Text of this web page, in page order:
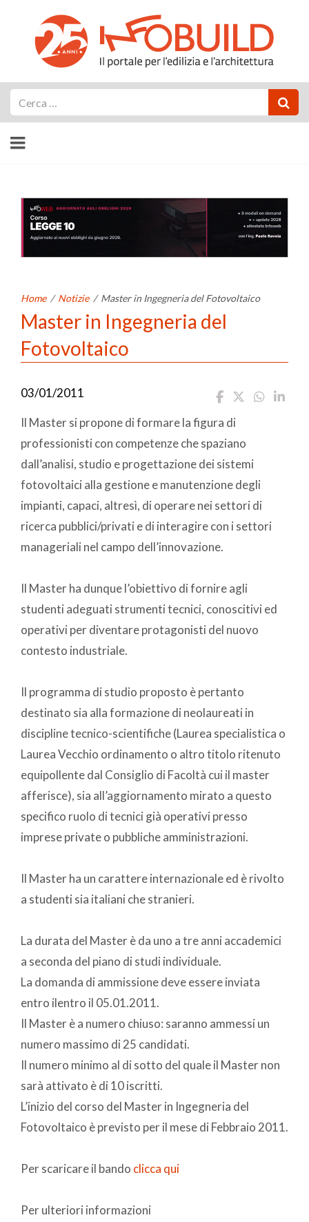
Home / Notizie / Master in Ingegneria del Fotovoltaico
Master in Ingegneria del
Fotovoltaico
03/01/2011
Il Master si propone di formare la figura di
professionisti con competenze che spaziano
dall’analisi, studio e progettazione dei sistemi
fotovoltaici alla gestione e manutenzione degli
impianti, capaci, altresì, di operare nei settori di
ricerca pubblici/privati e di interagire con i settori
manageriali nel campo dell’innovazione.
Il Master ha dunque l’obiettivo di fornire agli
studenti adeguati strumenti tecnici, conoscitivi ed
operativi per diventare protagonisti del nuovo
contesto industriale.
Il programma di studio proposto è pertanto
destinato sia alla formazione di neolaureati in
discipline tecnico-scientifiche (Laurea specialistica o
Laurea Vecchio ordinamento o altro titolo ritenuto
equipollente dal Consiglio di Facoltà cui il master
afferisce), sia all’aggiornamento mirato a questo
specifico ruolo di tecnici già operativi presso
imprese private o pubbliche amministrazioni.
Il Master ha un carattere internazionale ed è rivolto
a studenti sia italiani che stranieri.
La durata del Master è da uno a tre anni accademici
a seconda del piano di studi individuale.
La domanda di ammissione deve essere inviata
entro ilentro il 05.01.2011.
Il Master è a numero chiuso: saranno ammessi un
numero massimo di 25 candidati.
Il numero minimo al di sotto del quale il Master non
sarà attivato è di 10 iscritti.
L’inizio del corso del Master in Ingegneria del
Fotovoltaico è previsto per il mese di Febbraio 2011.
Per scaricare il bando clicca qui
Per ulteriori informazioni